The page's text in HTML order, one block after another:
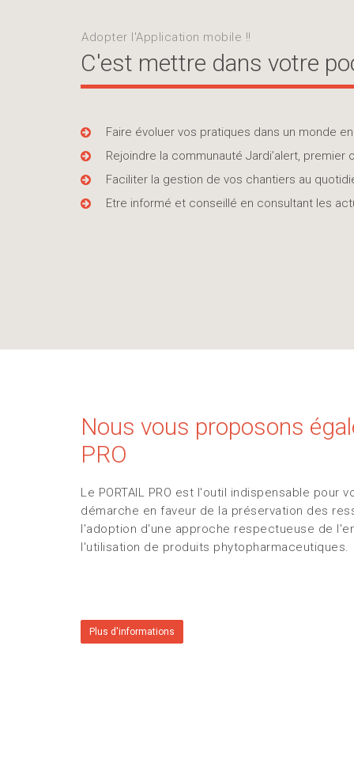
C'est mettre dans votre
Adopter l'Application mobile !!
Faire évoluer vos pratiques dans un monde
Rejoindre la communauté Jardi’alert,
Faciliter la gestion de vos chantiers au
Etre informé et conseillé en consultant les
Nous vous proposons
PRO
Le PORTAIL PRO est l'outil indispensable pour
démarche en faveur de la préservation des
l'adoption d'une approche respectueuse de
l'utilisation de produits phytopharmaceutiques.
Plus d'informations